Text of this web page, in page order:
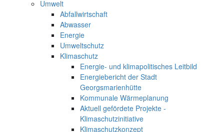
Umwelt
Abfallwirtschaft
Abwasser
Energie
Umweltschutz
Klimaschutz
Energie- und klimapolitisches Leitbild
Energiebericht der Stadt
Georgsmarienhütte
Kommunale Wärmeplanung
Aktuell gefördete Projekte -
Klimaschutzinitiative
Klimaschutzkonzept